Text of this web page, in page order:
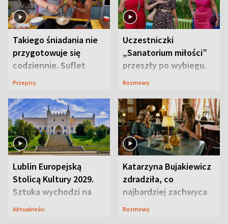
Takiego śniadania nie
przygotowuje się
codziennie. Suflet
serowy zachwyca
Przepisy
Uczestniczki
„Sanatorium miłości”
przeszły po wybiegu.
Te stylizacje
Rozmowy
Lublin Europejską
Stolicą Kultury 2029.
Sztuka wychodzi na
ulice
Aktualności
Katarzyna Bujakiewicz
zdradziła, co
najbardziej zachwyca
ją w Lublinie
Rozmowy